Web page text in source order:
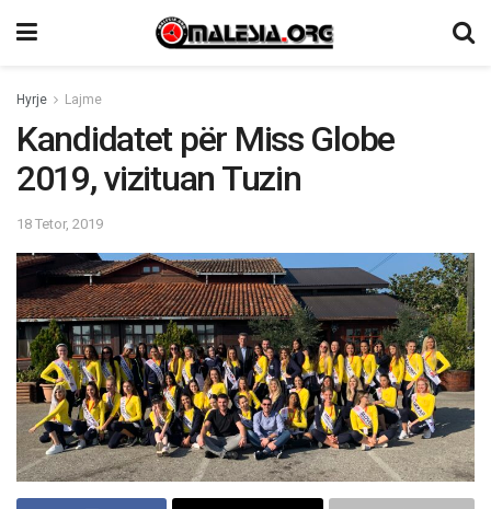
Hyrje Lajme
Kandidatet për Miss Globe
2019, vizituan Tuzin
18 Tetor, 2019